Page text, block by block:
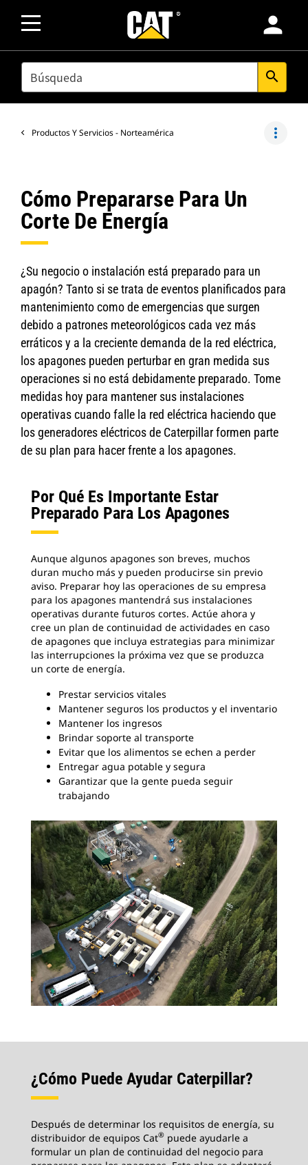
person
SEARCH search
Productos Y Servicios - Norteamérica more_vert
Cómo Prepararse Para Un
Corte De Energía
¿Su negocio o instalación está preparado para un
apagón? Tanto si se trata de eventos planificados para
mantenimiento como de emergencias que surgen
debido a patrones meteorológicos cada vez más
erráticos y a la creciente demanda de la red eléctrica,
los apagones pueden perturbar en gran medida sus
operaciones si no está debidamente preparado. Tome
medidas hoy para mantener sus instalaciones
operativas cuando falle la red eléctrica haciendo que
los generadores eléctricos de Caterpillar formen parte
de su plan para hacer frente a los apagones.
Por Qué Es Importante Estar
Preparado Para Los Apagones
Aunque algunos apagones son breves, muchos
duran mucho más y pueden producirse sin previo
aviso. Preparar hoy las operaciones de su empresa
para los apagones mantendrá sus instalaciones
operativas durante futuros cortes. Actúe ahora y
cree un plan de continuidad de actividades en caso
de apagones que incluya estrategias para minimizar
las interrupciones la próxima vez que se produzca
un corte de energía.
Prestar servicios vitales
Mantener seguros los productos y el inventario
Mantener los ingresos
Brindar soporte al transporte
Evitar que los alimentos se echen a perder
Entregar agua potable y segura
Garantizar que la gente pueda seguir
trabajando
¿Cómo Puede Ayudar Caterpillar?
Después de determinar los requisitos de energía, su
distribuidor de equipos Cat® puede ayudarle a
formular un plan de continuidad del negocio para